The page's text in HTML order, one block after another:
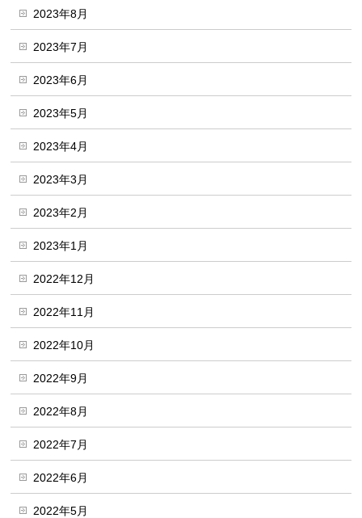
2023年8月
2023年7月
2023年6月
2023年5月
2023年4月
2023年3月
2023年2月
2023年1月
2022年12月
2022年11月
2022年10月
2022年9月
2022年8月
2022年7月
2022年6月
2022年5月